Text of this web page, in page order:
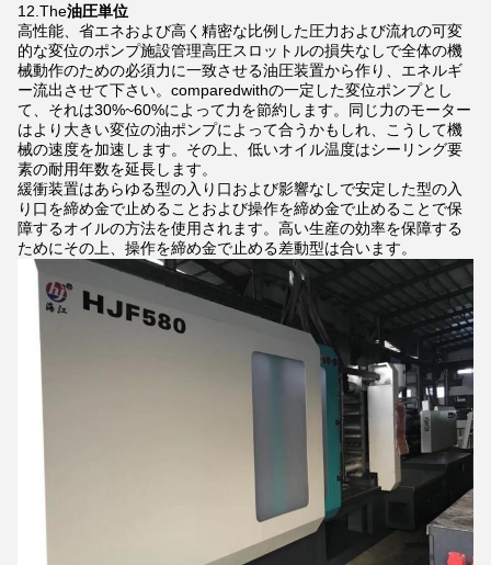
12.The油圧単位
高性能、省エネおよび高く精密な比例した圧力および流れの可変
的な変位のポンプ施設管理高圧スロットルの損失なしで全体の機
械動作のための必須力に一致させる油圧装置から作り、エネルギ
ー流出させて下さい。comparedwithの一定した変位ポンプとし
て、それは30%~60%によって力を節約します。同じ力のモーター
はより大きい変位の油ポンプによって合うかもしれ、こうして機
械の速度を加速します。その上、低いオイル温度はシーリング要
素の耐用年数を延長します。
緩衝装置はあらゆる型の入り口および影響なしで安定した型の入
り口を締め金で止めることおよび操作を締め金で止めることで保
障するオイルの方法を使用されます。高い生産の効率を保障する
ためにその上、操作を締め金で止める差動型は合います。